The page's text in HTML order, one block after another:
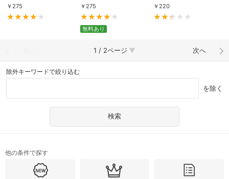
￥275 ￥275
無料あり
￥220
1 / 2ページ 次へ
除外キーワードで絞り込む
を除く
他の条件で探す